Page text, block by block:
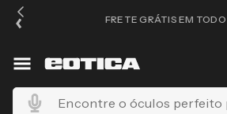
FRETE GRÁTIS EM
Encontre o óculos perfeito para você